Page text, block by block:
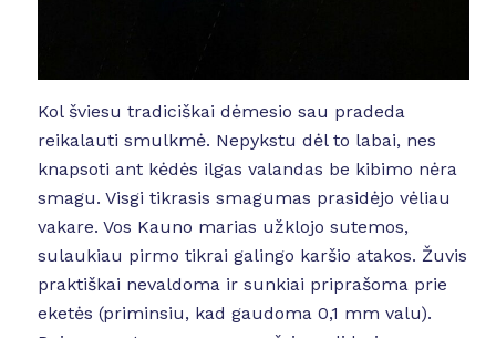
Kol šviesu tradiciškai dėmesio sau pradeda
reikalauti smulkmė. Nepykstu dėl to labai, nes
knapsoti ant kėdės ilgas valandas be kibimo nėra
smagu. Visgi tikrasis smagumas prasidėjo vėliau
vakare. Vos Kauno marias užklojo sutemos,
sulaukiau pirmo tikrai galingo karšio atakos. Žuvis
praktiškai nevaldoma ir sunkiai priprašoma prie
eketės (priminsiu, kad gaudoma 0,1 mm valu).